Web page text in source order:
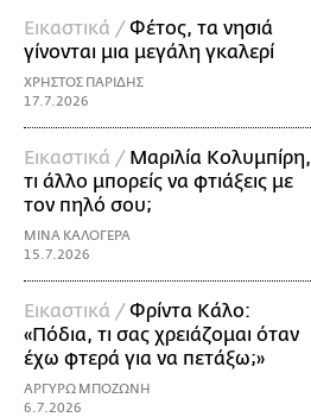
Εικαστικά /Φέτος, τα νησιά
γίνονται μια μεγάλη γκαλερί
ΧΡΗΣΤΟΣ ΠΑΡΙΔΗΣ
17.7.2026
Εικαστικά / Μαριλία Κολυμπίρη,
τι άλλο μπορείς να φτιάξεις με
τον πηλό σου;
ΜΙΝΑ ΚΑΛΟΓΕΡΑ
15.7.2026
Εικαστικά /Φρίντα Κάλο:
«Πόδια, τι σας χρειάζομαι όταν
έχω φτερά για να πετάξω;»
ΑΡΓΥΡΩ ΜΠΟΖΩΝΗ
6.7.2026